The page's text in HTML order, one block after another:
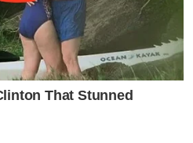
That Stunned